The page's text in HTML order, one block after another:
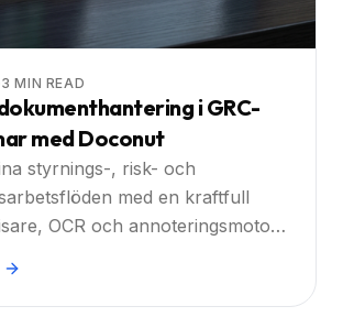
3 MIN READ
i GRC-
med Doconut
styrnings-, risk- och
med en kraftfull
OCR och annoteringsmotor